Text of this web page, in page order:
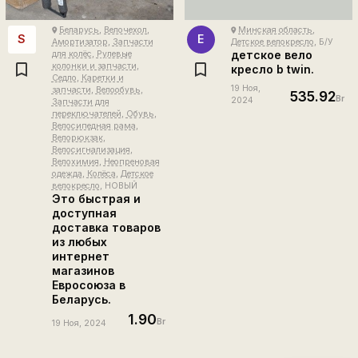
S
place Беларусь, Велочехол,
Амортизатор, Запчасти
для колёс, Рулевые
колонки и запчасти,
Седло, Каретки и
запчасти, Велообувь,
Запчасти для
переключателей, Обувь,
Велосипедная рама,
Велорюкзак,
Велосигнализация,
Велохимия, Неопреновая
одежда, Колёса, Детское
велокресло, НОВЫЙ
Это быстрая и
доступная
доставка товаров
из любых
интернет
магазинов
Евросоюза в
Беларусь.
19 Ноя, 2024 1.90 Br
E
place Минская область,
Детское велокресло, Б/У
детское вело
кресло b twin.
19 Ноя,
2024
535.92Br